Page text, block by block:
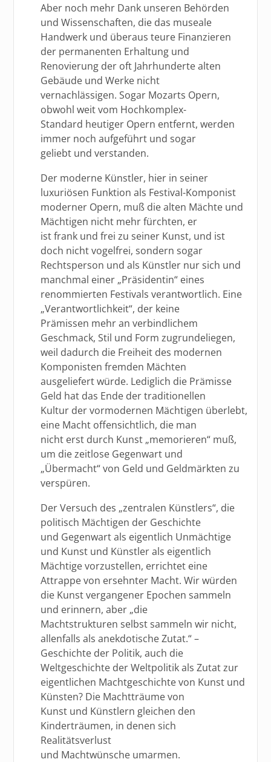
Aber noch mehr Dank unseren Behörden
und Wissenschaften, die das museale
Handwerk und überaus teure Finanzieren
der permanenten Erhaltung und
Renovierung der oft Jahrhunderte alten
Gebäude und Werke nicht
vernachlässigen. Sogar Mozarts Opern,
obwohl weit vom Hochkomplex-
Standard heutiger Opern entfernt, werden
immer noch aufgeführt und sogar
geliebt und verstanden.
Der moderne Künstler, hier in seiner
luxuriösen Funktion als Festival-Komponist
moderner Opern, muß die alten Mächte und
Mächtigen nicht mehr fürchten, er
ist frank und frei zu seiner Kunst, und ist
doch nicht vogelfrei, sondern sogar
Rechtsperson und als Künstler nur sich und
manchmal einer „Präsidentin“ eines
renommierten Festivals verantwortlich. Eine
„Verantwortlichkeit“, der keine
Prämissen mehr an verbindlichem
Geschmack, Stil und Form zugrundeliegen,
weil dadurch die Freiheit des modernen
Komponisten fremden Mächten
ausgeliefert würde. Lediglich die Prämisse
Geld hat das Ende der traditionellen
Kultur der vormodernen Mächtigen überlebt,
eine Macht offensichtlich, die man
nicht erst durch Kunst „memorieren“ muß,
um die zeitlose Gegenwart und
„Übermacht“ von Geld und Geldmärkten zu
verspüren.
Der Versuch des „zentralen Künstlers“, die
politisch Mächtigen der Geschichte
und Gegenwart als eigentlich Unmächtige
und Kunst und Künstler als eigentlich
Mächtige vorzustellen, errichtet eine
Attrappe von ersehnter Macht. Wir würden
die Kunst vergangener Epochen sammeln
und erinnern, aber „die
Machtstrukturen selbst sammeln wir nicht,
allenfalls als anekdotische Zutat.“ –
Geschichte der Politik, auch die
Weltgeschichte der Weltpolitik als Zutat zur
eigentlichen Machtgeschichte von Kunst und
Künsten? Die Machtträume von
Kunst und Künstlern gleichen den
Kinderträumen, in denen sich
Realitätsverlust
und Machtwünsche umarmen.